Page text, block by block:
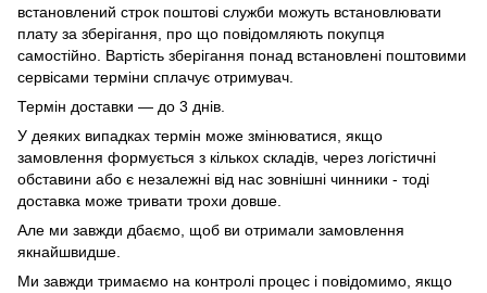
встановлений строк поштові служби можуть встановлювати
плату за зберігання, про що повідомляють покупця
самостійно. Вартість зберігання понад вcтановлені поштовими
сервісами терміни сплачує отримувач.
Термін доставки — до 3 днів.
У деяких випадках термін може змінюватися, якщо
замовлення формується з кількох складів, через логістичні
обставини або є незалежні від нас зовнішні чинники - тоді
доставка може тривати трохи довше.
Але ми завжди дбаємо, щоб ви отримали замовлення
якнайшвидше.
Ми завжди тримаємо на контролі процес і повідомимо, якщо